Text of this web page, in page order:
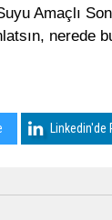
Amaçlı
nerede
Linkedin'de